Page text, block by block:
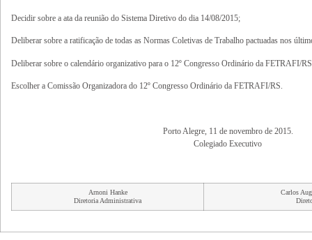
Decidir sobre a ata da reunião do Sistema Diretivo do dia 14/08/2015;
Deliberar sobre a ratificação de todas as Normas Coletivas de Trabalho pactuadas nos
Deliberar sobre o calendário organizativo para o 12º Congresso Ordinário da FETRAFI/
Escolher a Comissão Organizadora do 12º Congresso Ordinário da FETRAFI/RS.
Porto Alegre, 11 de novembro de 2015.
Colegiado Executivo
Arnoni Hanke
Diretoria Administrativa
Carlos